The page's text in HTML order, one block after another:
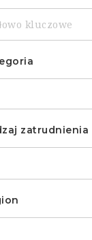
zatrudnienia